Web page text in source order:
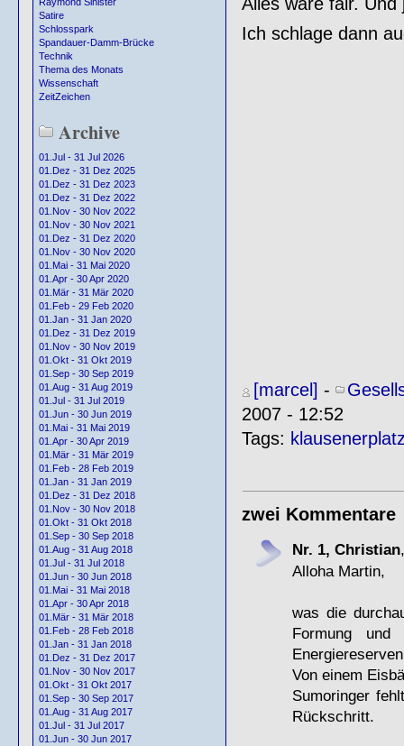
Satire
Schlosspark
Spandauer-Damm-Brücke
Technik
Thema des Monats
Wissenschaft
ZeitZeichen
Archive
01.Jul - 31 Jul 2026
01.Dez - 31 Dez 2025
01.Dez - 31 Dez 2023
01.Dez - 31 Dez 2022
01.Nov - 30 Nov 2022
01.Nov - 30 Nov 2021
01.Dez - 31 Dez 2020
01.Nov - 30 Nov 2020
01.Mai - 31 Mai 2020
01.Apr - 30 Apr 2020
01.Mär - 31 Mär 2020
01.Feb - 29 Feb 2020
01.Jan - 31 Jan 2020
01.Dez - 31 Dez 2019
01.Nov - 30 Nov 2019
01.Okt - 31 Okt 2019
01.Sep - 30 Sep 2019
01.Aug - 31 Aug 2019
01.Jul - 31 Jul 2019
01.Jun - 30 Jun 2019
01.Mai - 31 Mai 2019
01.Apr - 30 Apr 2019
01.Mär - 31 Mär 2019
01.Feb - 28 Feb 2019
01.Jan - 31 Jan 2019
01.Dez - 31 Dez 2018
01.Nov - 30 Nov 2018
01.Okt - 31 Okt 2018
01.Sep - 30 Sep 2018
01.Aug - 31 Aug 2018
01.Jul - 31 Jul 2018
01.Jun - 30 Jun 2018
01.Mai - 31 Mai 2018
01.Apr - 30 Apr 2018
01.Mär - 31 Mär 2018
01.Feb - 28 Feb 2018
01.Jan - 31 Jan 2018
01.Dez - 31 Dez 2017
01.Nov - 30 Nov 2017
01.Okt - 31 Okt 2017
01.Sep - 30 Sep 2017
01.Aug - 31 Aug 2017
01.Jul - 31 Jul 2017
01.Jun - 30 Jun 2017
Ich schlage dann
[marcel] -
2007 - 12:52
Tags:
zwei Kommentare
Nr. 1, Christian
Alloha Martin,
was die
Formung und
Von einem
Sumoringer
Rückschritt.